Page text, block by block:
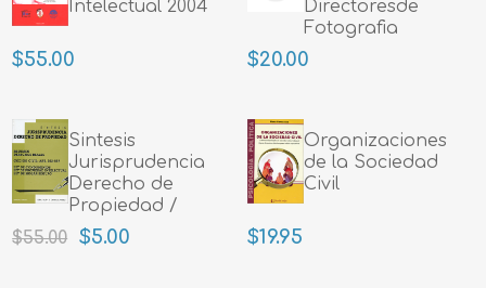
Intelectual 2004
$55.00
Directoresde
Fotografia
$20.00
Sintesis
Jurisprudencia
Derecho de
Propiedad /
Ortega Velez
$55.00 $5.00
Organizaciones
de la Sociedad
Civil
$19.95